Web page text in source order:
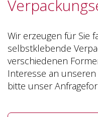
Wir erzeugen für Sie
selbstklebende
verschiedenen
Interesse an
bitte unser